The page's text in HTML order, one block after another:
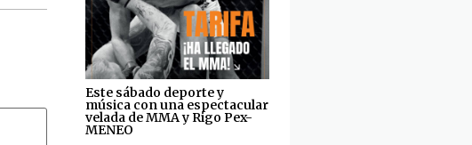
Este sábado deporte y
música con una espectacular
velada de MMA y Rigo Pex-
MENEO